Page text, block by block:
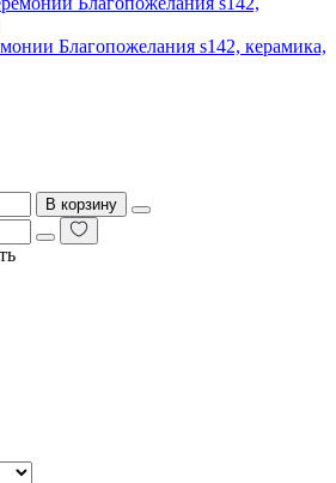
Благопожелания s142, керамика,
В корзину